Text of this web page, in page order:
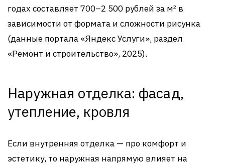
годах составляет 700–2 500 рублей за м² в
зависимости от формата и сложности рисунка
(данные портала «Яндекс Услуги», раздел
«Ремонт и строительство», 2025).
Наружная отделка: фасад,
утепление, кровля
Если внутренняя отделка — про комфорт и
эстетику, то наружная напрямую влияет на